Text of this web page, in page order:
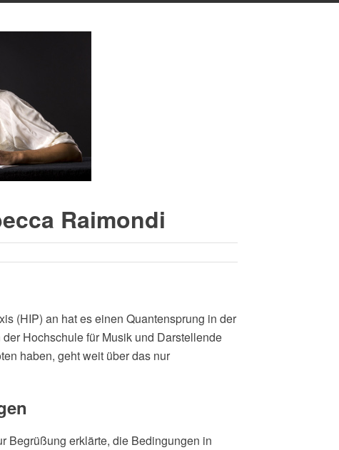
Raimondi
(HIP) an hat es einen Quantensprung in der
Hochschule für Musik und Darstellende
haben, geht weit über das nur
Begrüßung erklärte, die Bedingungen in